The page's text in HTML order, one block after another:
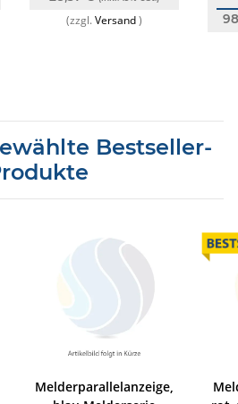
(zzgl.Versand)
Bestseller-
Melderparallelanzeige,